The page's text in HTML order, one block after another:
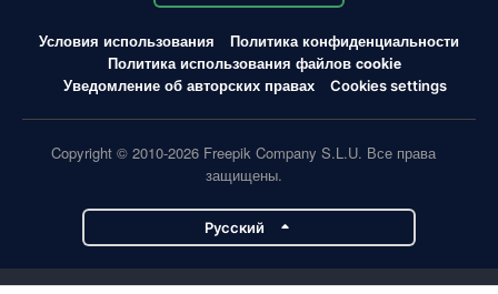
Условия использования
Политика конфиденциальности
Политика использования файлов cookie
Уведомление об авторских правах
Cookies settings
Copyright © 2010-2026 Freepik Company S.L.U. Все права
защищены.
Pусский